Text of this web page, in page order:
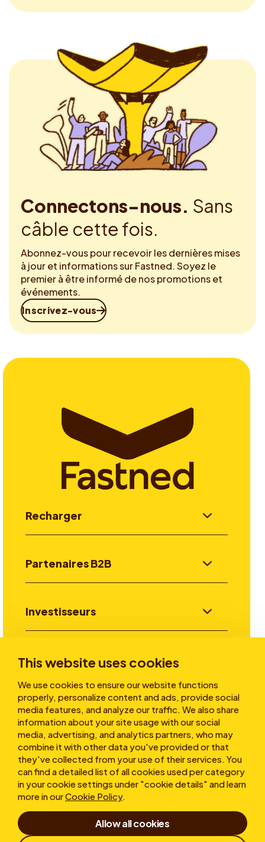
This website uses cookies
We use cookies to ensure our website functions
properly, personalize content and ads, provide social
media features, and analyze our traffic. We also share
information about your site usage with our social
media, advertising, and analytics partners, who may
combine it with other data you've provided or that
they've collected from your use of their services. You
can find a detailed list of all cookies used per category
in your cookie settings under "cookie details" and learn
more in ourCookie Policy.
Allow all cookies
Connectons-nous. Sans
câble cette fois.
Abonnez-vous pour recevoir les dernières mises
à jour et informations sur Fastned. Soyez le
premier à être informé de nos promotions et
événements.
Inscrivez-vous
Recharger
Partenaires B2B
Investisseurs
Aller plus loin
A propos
Conditions d’utilisation
Déclaration de confidentialité